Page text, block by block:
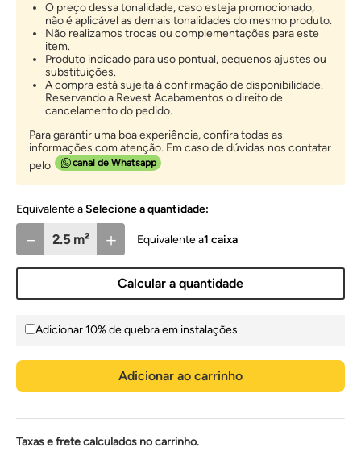
O preço dessa tonalidade, caso esteja promocionado,
não é aplicável as demais tonalidades do mesmo produto.
Não realizamos trocas ou complementações para este
item.
Produto indicado para uso pontual, pequenos ajustes ou
substituições.
A compra está sujeita à confirmação de disponibilidade.
Reservando a Revest Acabamentos o direito de
cancelamento do pedido.
Para garantir uma boa experiência, confira todas as
informações com atenção. Em caso de dúvidas nos contatar
pelo
canal de Whatsapp
＋
－
Selecione a quantidade:
1 caixa
Calcular a quantidade
Adicionar 10% de quebra em instalações
Adicionar ao carrinho
Taxas e frete calculados no carrinho.